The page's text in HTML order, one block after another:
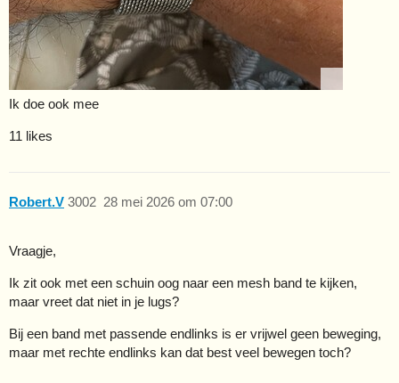
Ik doe ook mee
11 likes
Robert.V 28 mei 2026 om 07:00
3002
Vraagje,
Ik zit ook met een schuin oog naar een mesh band te kijken,
maar vreet dat niet in je lugs?
Bij een band met passende endlinks is er vrijwel geen beweging,
maar met rechte endlinks kan dat best veel bewegen toch?